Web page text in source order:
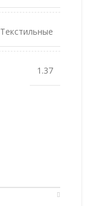
Текстильные
1.37